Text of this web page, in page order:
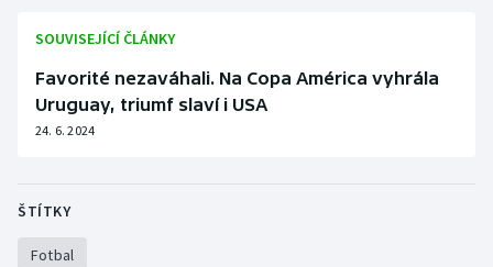
Lezení
Lyže a snowboard
Motorsport
Olympijské hry
SOUVISEJÍCÍ ČLÁNKY
Favorité nezaváhali. Na Copa América vyhrála
Uruguay, triumf slaví i USA
24. 6. 2024
ŠTÍTKY
Fotbal